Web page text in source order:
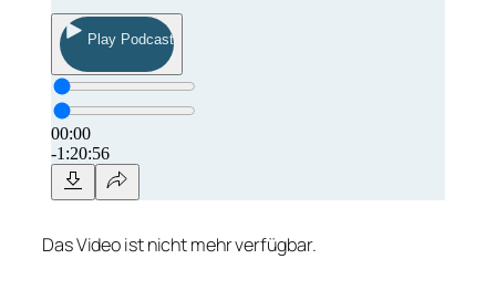
Das Video ist nicht mehr verfügbar.